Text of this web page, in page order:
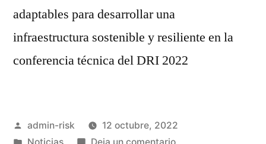
adaptables para desarrollar una
infraestructura sostenible y resiliente en la
conferencia técnica del DRI 2022
admin-risk
12 octubre, 2022
Noticias
Deja un comentario